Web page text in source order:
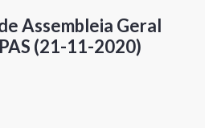
Assembleia Geral
(21-11-2020)